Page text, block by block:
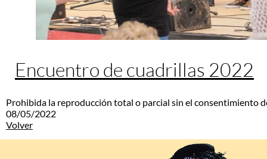
Encuentro de cuadrillas 2022
Prohibida la reproducción total o parcial sin el consentimiento
08/05/2022
Volver